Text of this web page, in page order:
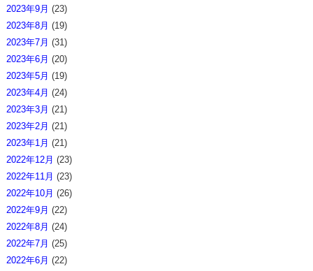
2023年9月 (23)
2023年8月 (19)
2023年7月 (31)
2023年6月 (20)
2023年5月 (19)
2023年4月 (24)
2023年3月 (21)
2023年2月 (21)
2023年1月 (21)
2022年12月 (23)
2022年11月 (23)
2022年10月 (26)
2022年9月 (22)
2022年8月 (24)
2022年7月 (25)
2022年6月 (22)